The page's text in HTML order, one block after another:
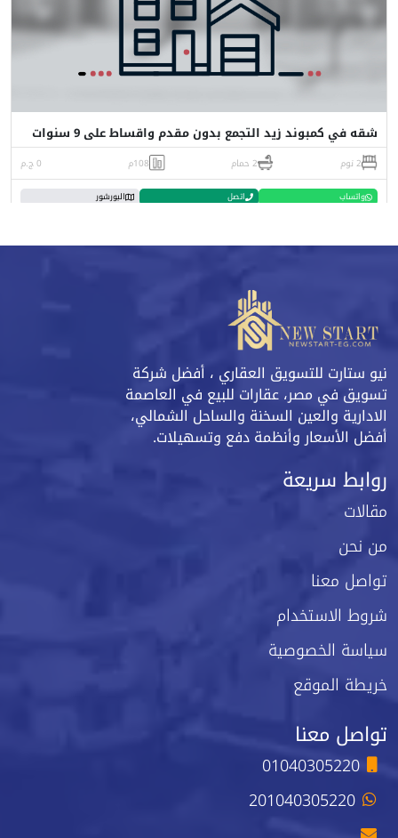
شقه في كمبوند زيد التجمع بدون مقدم واقساط على 9 سنوات
2 نوم 2 حمام 108م 0 ج.م
واتساب اتصل البورشور
نيو ستارت للتسويق العقاري ، أفضل شركة
تسويق في مصر، عقارات للبيع في العاصمة
الادارية والعين السخنة والساحل الشمالي،
أفضل الأسعار وأنظمة دفع وتسهيلات.
روابط سريعة
مقالات
من نحن
تواصل معنا
شروط الاستخدام
سياسة الخصوصية
خريطة الموقع
تواصل معنا
01040305220
201040305220